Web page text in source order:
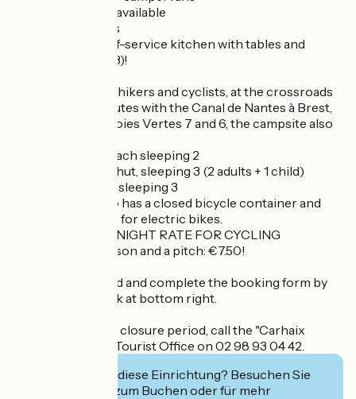
- table and chairs available
- Loan of adaptors
- New in 2026: self-service kitchen with tables and
benches (pitch 63)!
Ideally located for hikers and cyclists, at the crossroads
of many hiking routes with the Canal de Nantes à Brest,
the Vélodyssée, Voies Vertes 7 and 6, the campsite also
- 4 stage cabins, each sleeping 2
- 1 La Belle Ourse hut, sleeping 3 (2 adults + 1 child)
- 1 rando-vélo hut sleeping 3
The campsite also has a closed bicycle container and
recharging points for electric bikes.
SPECIAL OFFER: NIGHT RATE FOR CYCLING
TOURISTS - 1 person and a pitch: €7.50!
To book: download and complete the booking form by
clicking on the link at bottom right.
During the annual closure period, call the "Carhaix
Poher Tourisme" Tourist Office on 02 98 93 04 42.
Interessiert Sie diese Einrichtung? Besuchen Sie
deren Website zum Buchen oder für mehr